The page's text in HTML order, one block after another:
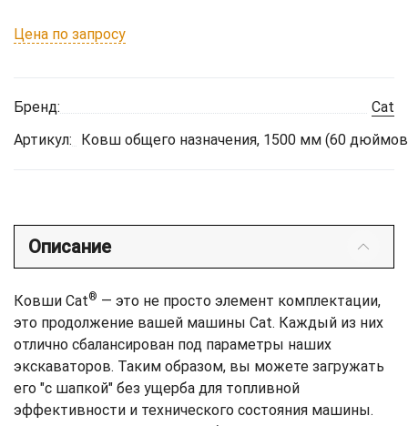
Цена по запросу
Бренд:
Cat
Артикул:
Ковш общего назначения, 1500 мм (60
Описание
Ковши Cat® — это не просто элемент комплектации,
это продолжение вашей машины Cat. Каждый из них
отлично сбалансирован под параметры наших
экскаваторов. Таким образом, вы можете загружать
его "с шапкой" без ущерба для топливной
эффективности и технического состояния машины.